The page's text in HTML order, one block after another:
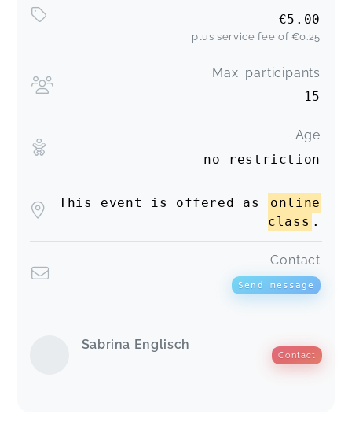
€5.00
plus service fee of €0.25
Max. participants
15
Age
no restriction
This event is offered as
online
class .
Contact
Send message
Sabrina Englisch
Contact